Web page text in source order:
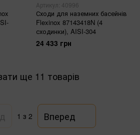
Артикул: 40996
Сходи для наземних басейнів
Flexinox 87143418N (4
сходинки), AISI-304
24 433 грн
ще 11 товарів
1 з 2 Вперед